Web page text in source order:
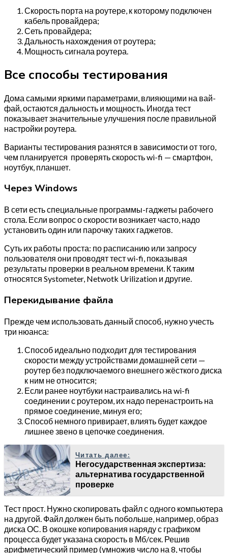
Скорость порта на роутере, к которому подключен
кабель провайдера;
Сеть провайдера;
Дальность нахождения от роутера;
Мощность сигнала роутера.
Все способы тестирования
Дома самыми яркими параметрами, влияющими на вай-
фай, остаются дальность и мощность. Иногда тест
показывает значительные улучшения после правильной
настройки роутера.
Варианты тестирования разнятся в зависимости от того,
чем планируется проверять скорость wi-fi — смартфон,
ноутбук, планшет.
Через Windows
В сети есть специальные программы-гаджеты рабочего
стола. Если вопрос о скорости возникает часто, надо
установить один или парочку таких гаджетов.
Суть их работы проста: по расписанию или запросу
пользователя они проводят тест wi-fi, показывая
результаты проверки в реальном времени. К таким
относятся Systometer, Netwotk Urilization и другие.
Перекидывание файла
Прежде чем использовать данный способ, нужно учесть
три нюанса:
Способ идеально подходит для тестирования
скорости между устройствами домашней сети —
роутер без подключаемого внешнего жёсткого диска
к ним не относится;
Если ранее ноутбуки настраивались на wi-fi
соединении с роутером, их надо перенастроить на
прямое соединение, минуя его;
Способ немного привирает, влиять будет каждое
лишнее звено в цепочке соединения.
Читать далее:
Негосударственная экспертиза:
альтернатива государственной
проверке
Тест прост. Нужно скопировать файл с одного компьютера
на другой. Файл должен быть побольше, например, образ
диска ОС. В окошке копирования наряду с графиком
процесса будет указана скорость в Мб/сек. Решив
арифметический пример (умножив число на 8, чтобы